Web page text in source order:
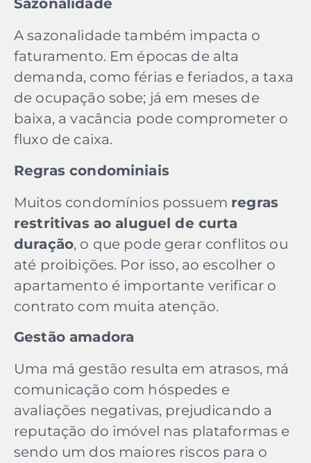
Sazonalidade
A sazonalidade também impacta o
faturamento. Em épocas de alta
demanda, como férias e feriados, a taxa
de ocupação sobe; já em meses de
baixa, a vacância pode comprometer o
fluxo de caixa.
Regras condominiais
Muitos condomínios possuem regras
restritivas ao aluguel de curta
duração, o que pode gerar conflitos ou
até proibições. Por isso, ao escolher o
apartamento é importante verificar o
contrato com muita atenção.
Gestão amadora
Uma má gestão resulta em atrasos, má
comunicação com hóspedes e
avaliações negativas, prejudicando a
reputação do imóvel nas plataformas e
sendo um dos maiores riscos para o